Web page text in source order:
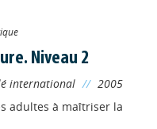
Niveau 2
international // 2005
adultes à maîtriser la